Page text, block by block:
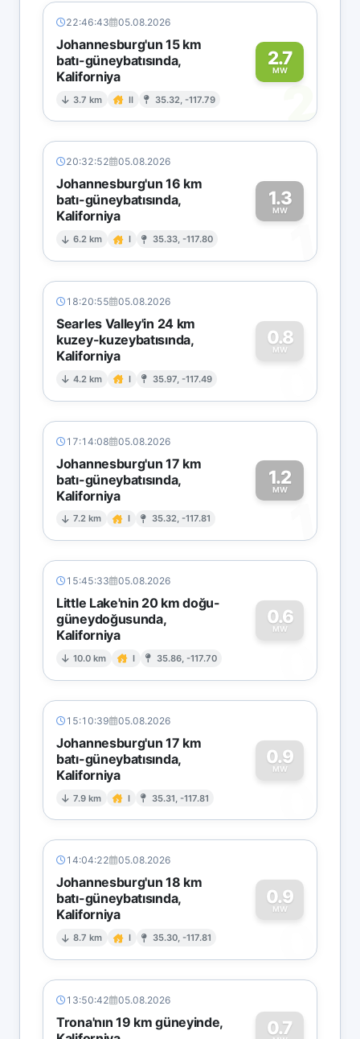
22:46:43 05.08.2026
Johannesburg'un 15 km
batı-güneybatısında,
Kaliforniya
3.7 km II 35.32, -117.79
2.7
MW
2
20:32:52 05.08.2026
Johannesburg'un 16 km
batı-güneybatısında,
Kaliforniya
6.2 km I 35.33, -117.80
1.3
MW
1
18:20:55 05.08.2026
Searles Valley'in 24 km
kuzey-kuzeybatısında,
Kaliforniya
4.2 km I 35.97, -117.49
0.8
MW
0
17:14:08 05.08.2026
Johannesburg'un 17 km
batı-güneybatısında,
Kaliforniya
7.2 km I 35.32, -117.81
1.2
MW
1
15:45:33 05.08.2026
Little Lake'nin 20 km doğu-
güneydoğusunda,
Kaliforniya
10.0 km I 35.86, -117.70
0.6
MW
0
15:10:39 05.08.2026
Johannesburg'un 17 km
batı-güneybatısında,
Kaliforniya
7.9 km I 35.31, -117.81
0.9
MW
0
14:04:22 05.08.2026
Johannesburg'un 18 km
batı-güneybatısında,
Kaliforniya
8.7 km I 35.30, -117.81
0.9
MW
0
13:50:42 05.08.2026
Trona'nın 19 km güneyinde,
0.7